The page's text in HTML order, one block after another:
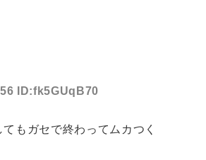
ID:fk5GUqB70
もガセで終わってムカつく